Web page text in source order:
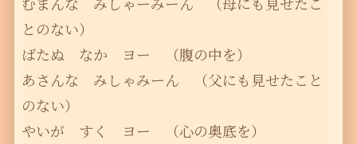
とのない）
ばたぬ　なか　ヨー　（腹の中を）
あさんな　みしゃみーん　（父にも見せたこと
のない）
やいが　すく　ヨー　（心の奥底を）